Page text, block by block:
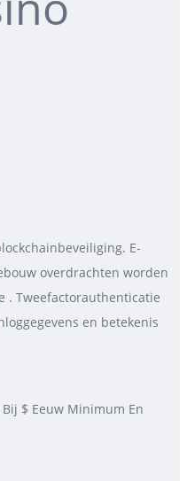
E-
overdrachten worden
. Tweefactorauthenticatie
en betekenis
$ Eeuw Minimum En